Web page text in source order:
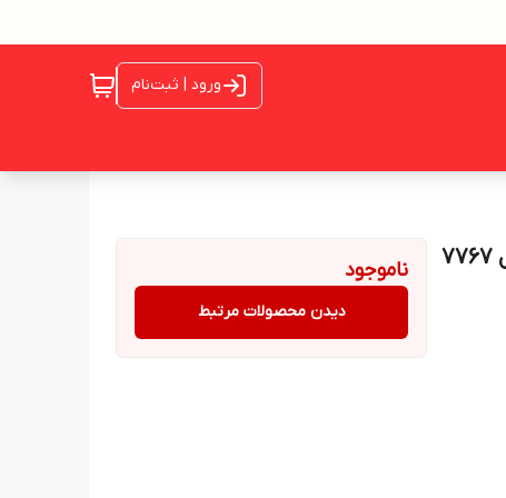
ورود | ثبت‌نام
ناموجود
دیدن محصولات مرتبط